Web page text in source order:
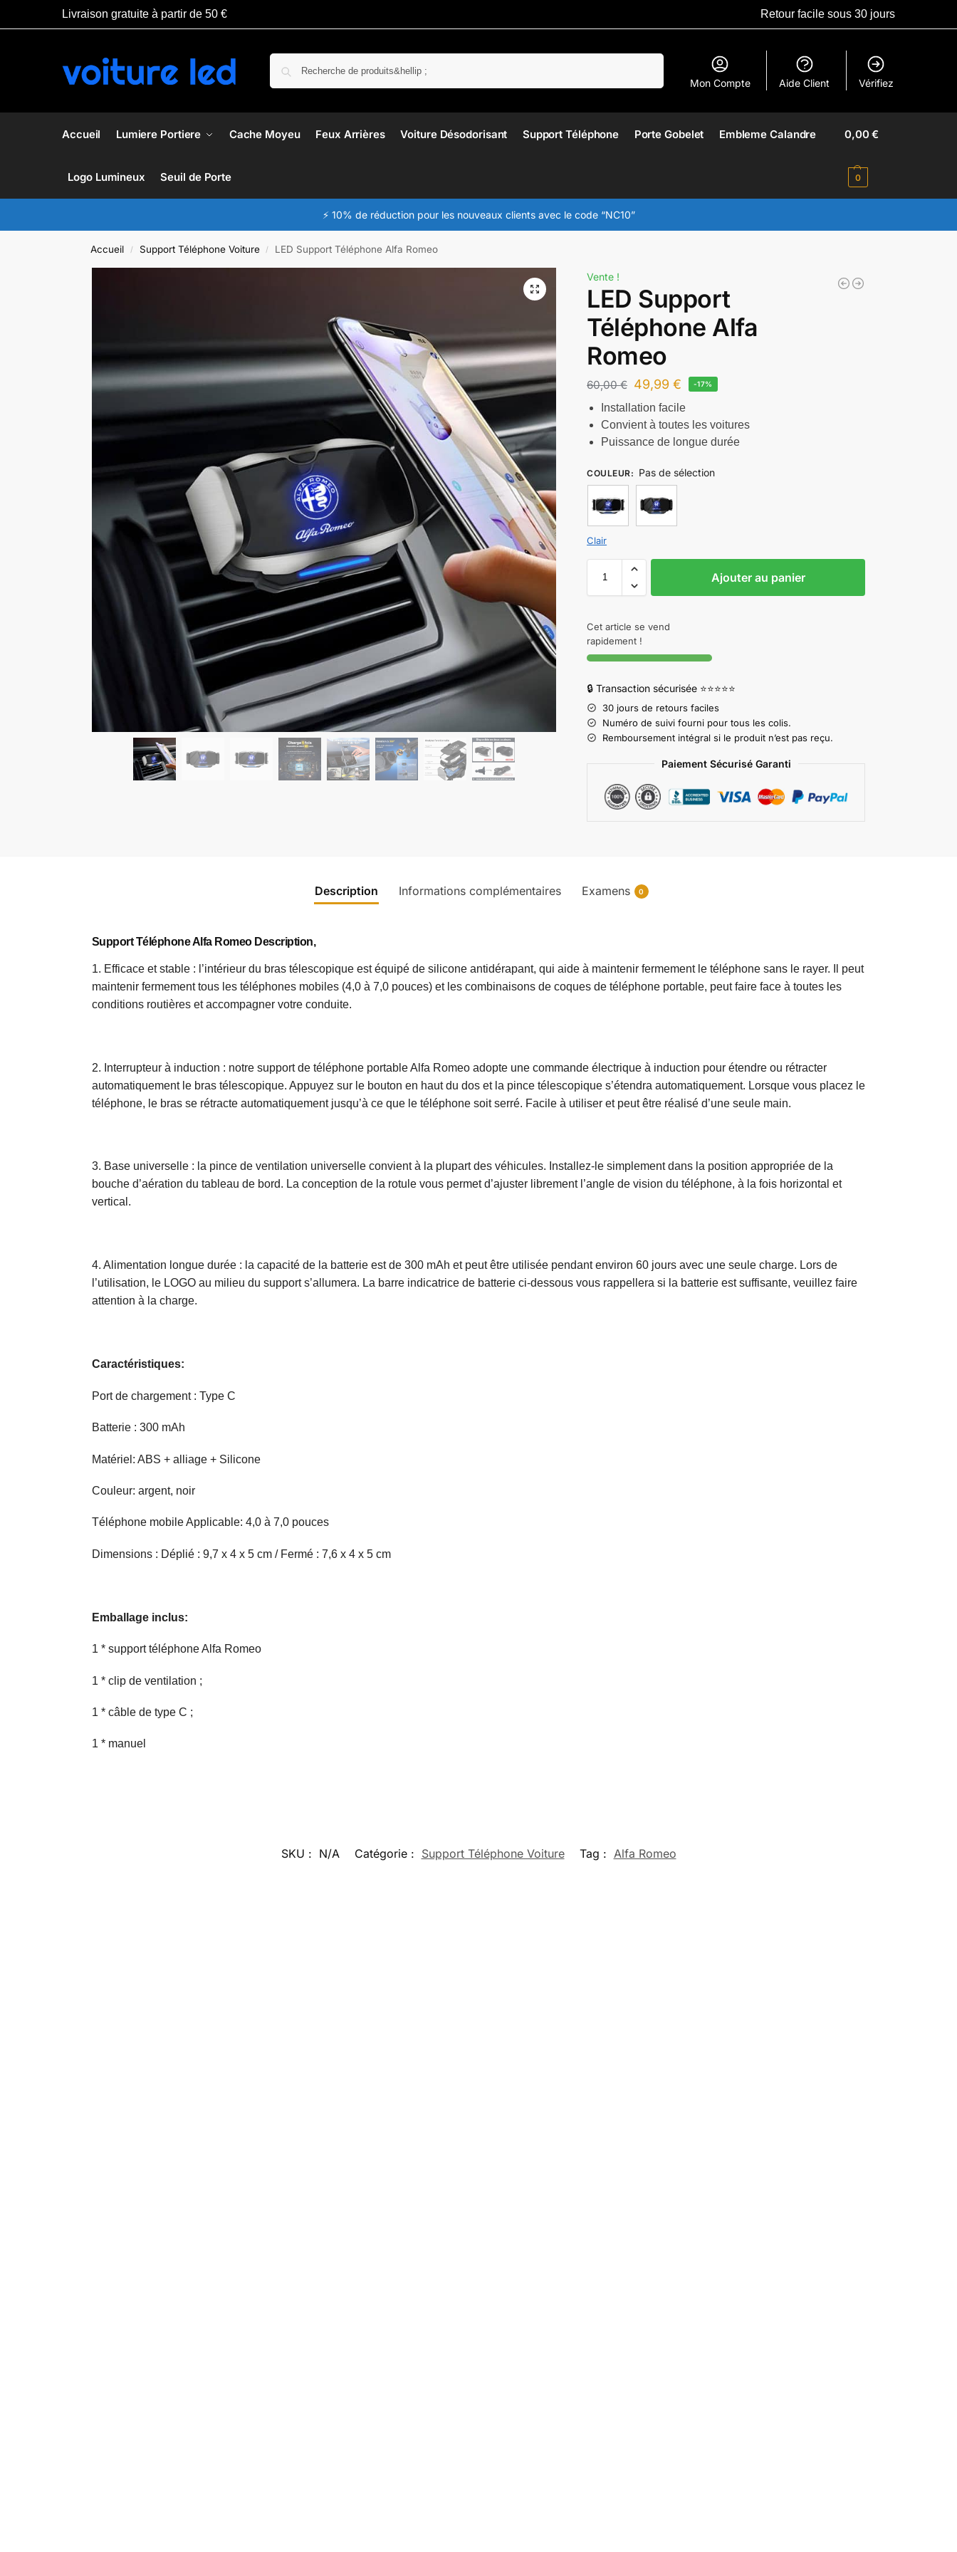
Livraison gratuite à partir de 50 € Retour facile sous 30 jours
Mon Compte Aide Client Vérifiez
Accueil Lumiere Portiere Cache Moyeu Feux Arrières Voiture Désodorisant Support Téléphone Porte Gobelet Embleme Calandre​
Logo Lumineux Seuil de Porte
0,00€
0
⚡ 10% de réduction pour les nouveaux clients avec le code “NC10”
Accueil / Support Téléphone Voiture / LED Support Téléphone Alfa Romeo
Vente !
LED Support
Téléphone Alfa
Romeo
60,00€ 49,99€ -17%
Installation facile
Convient à toutes les voitures
Puissance de longue durée
COULEUR: Pas de sélection
Clair
Ajouter au panier
Cet article se vend
rapidement !
🔒 Transaction sécurisée ⭐⭐⭐⭐⭐
30 jours de retours faciles
Numéro de suivi fourni pour tous les colis.
Remboursement intégral si le produit n’est pas reçu.
Paiement Sécurisé Garanti
Description Informations complémentaires Examens 0
Support Téléphone Alfa Romeo Description,
1. Efficace et stable : l’intérieur du bras télescopique est équipé de silicone antidérapant, qui aide à maintenir fermement le téléphone sans le rayer. Il peut
maintenir fermement tous les téléphones mobiles (4,0 à 7,0 pouces) et les combinaisons de coques de téléphone portable, peut faire face à toutes les
conditions routières et accompagner votre conduite.
2. Interrupteur à induction : notre support de téléphone portable Alfa Romeo adopte une commande électrique à induction pour étendre ou rétracter
automatiquement le bras télescopique. Appuyez sur le bouton en haut du dos et la pince télescopique s’étendra automatiquement. Lorsque vous placez le
téléphone, le bras se rétracte automatiquement jusqu’à ce que le téléphone soit serré. Facile à utiliser et peut être réalisé d’une seule main.
3. Base universelle : la pince de ventilation universelle convient à la plupart des véhicules. Installez-le simplement dans la position appropriée de la
bouche d’aération du tableau de bord. La conception de la rotule vous permet d’ajuster librement l’angle de vision du téléphone, à la fois horizontal et
vertical.
4. Alimentation longue durée : la capacité de la batterie est de 300 mAh et peut être utilisée pendant environ 60 jours avec une seule charge. Lors de
l’utilisation, le LOGO au milieu du support s’allumera. La barre indicatrice de batterie ci-dessous vous rappellera si la batterie est suffisante, veuillez faire
attention à la charge.
Caractéristiques:
Port de chargement : Type C
Batterie : 300 mAh
Matériel: ABS + alliage + Silicone
Couleur: argent, noir
Téléphone mobile Applicable: 4,0 à 7,0 pouces
Dimensions : Déplié : 9,7 x 4 x 5 cm / Fermé : 7,6 x 4 x 5 cm
Emballage inclus:
1 * support téléphone Alfa Romeo
1 * clip de ventilation ;
1 * câble de type C ;
1 * manuel
SKU : N/A Catégorie : Support Téléphone Voiture Tag : Alfa Romeo